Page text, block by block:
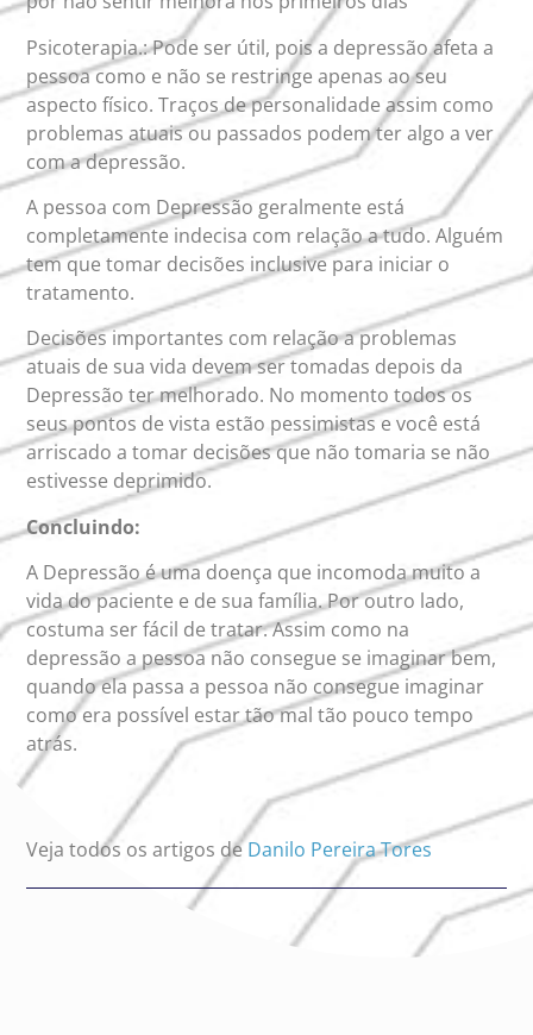
Psicoterapia.: Pode ser útil, pois a depressão afeta a
pessoa como e não se restringe apenas ao seu
aspecto físico. Traços de personalidade assim como
problemas atuais ou passados podem ter algo a ver
com a depressão.
A pessoa com Depressão geralmente está
completamente indecisa com relação a tudo. Alguém
tem que tomar decisões inclusive para iniciar o
tratamento.
Decisões importantes com relação a problemas
atuais de sua vida devem ser tomadas depois da
Depressão ter melhorado. No momento todos os
seus pontos de vista estão pessimistas e você está
arriscado a tomar decisões que não tomaria se não
estivesse deprimido.
Concluindo:
A Depressão é uma doença que incomoda muito a
vida do paciente e de sua família. Por outro lado,
costuma ser fácil de tratar. Assim como na
depressão a pessoa não consegue se imaginar bem,
quando ela passa a pessoa não consegue imaginar
como era possível estar tão mal tão pouco tempo
atrás.
Veja todos os artigos deDanilo Pereira Tores